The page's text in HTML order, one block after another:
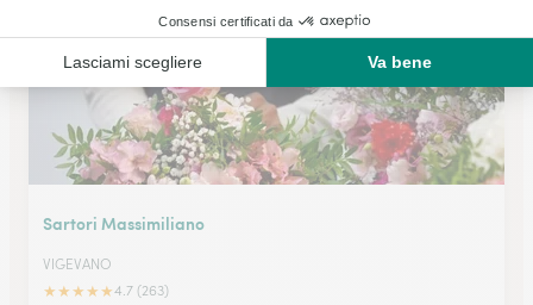
Sartori Massimiliano
VIGEVANO
★★★★★4.7 (263)